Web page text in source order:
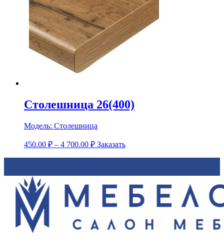
Столешница 26(400)
Модель: Столешница
450.00 ₽ – 4 700.00 ₽ Заказать